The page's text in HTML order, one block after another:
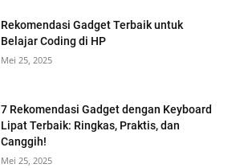
Rekomendasi Gadget Terbaik untuk
Belajar Coding di HP
Mei 25, 2025
7 Rekomendasi Gadget dengan Keyboard
Lipat Terbaik: Ringkas, Praktis, dan
Canggih!
Mei 25, 2025